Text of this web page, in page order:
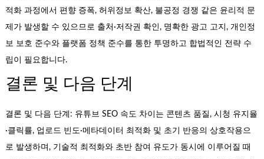
적화 과정에서 편향 증폭, 허위정보 확산, 불공정 경쟁 같은 윤리적 문
제가 발생할 수 있으므로 출처·저작권 확인, 명확한 광고 고지, 개인정
보 보호 준수와 플랫폼 정책 준수를 통한 투명하고 합법적인 전략 수
립이 필요합니다.
결론 및 다음 단계
결론 및 다음 단계: 유튜브 SEO 속도 차이는 콘텐츠 품질, 시청 유지율
·클릭률, 업로드 빈도·메타데이터 최적화 및 초기 반응의 상호작용으
로 발생하며, 기술적 최적화와 초반 참여 유도가 동시에 이루어질 때